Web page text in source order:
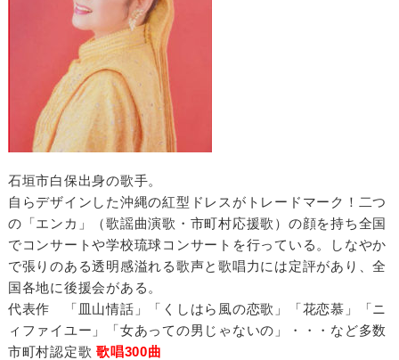
石垣市白保出身の歌手。
自らデザインした沖縄の紅型ドレスがトレードマーク！二つ
の「エンカ」（歌謡曲演歌・市町村応援歌）の顔を持ち全国
でコンサートや学校琉球コンサートを行っている。しなやか
で張りのある透明感溢れる歌声と歌唱力には定評があり、全
国各地に後援会がある。
代表作 「皿山情話」「くしはら風の恋歌」「花恋慕」「ニ
ィファイユー」「女あっての男じゃないの」・・・など多数
市町村認定歌歌唱300曲